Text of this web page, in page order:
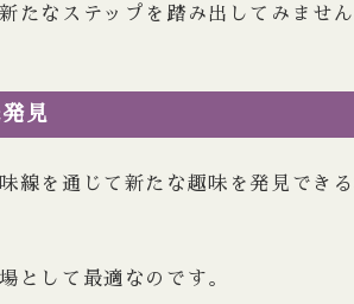
たなステップを踏み出してみません
見
線を通じて新たな趣味を発見でき
として最適なのです。